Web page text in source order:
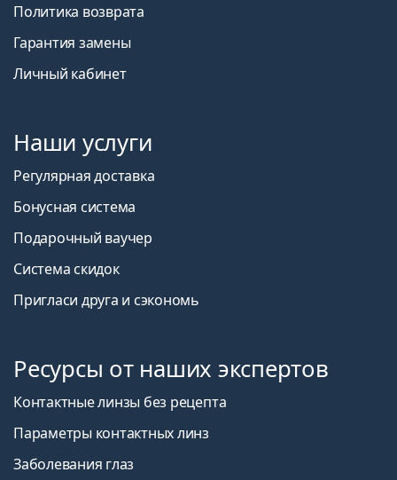
Политика возврата
Гарантия замены
Личный кабинет
Наши услуги
Регулярная доставка
Бонусная система
Подарочный ваучер
Система скидок
Пригласи друга и сэкономь
Ресурсы от наших экспертов
Контактные линзы без рецепта
Параметры контактных линз
Заболевания глаз